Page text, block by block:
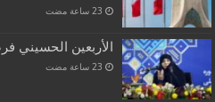
الأربعين الحسيني